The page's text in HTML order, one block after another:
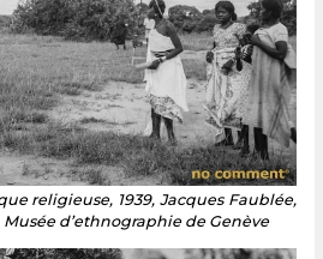
religieuse, 1939, Jacques Faublée,
d’ethnographie de Genève